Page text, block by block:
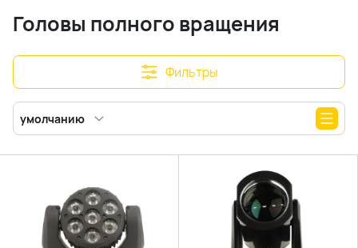
Головы полного вращения
Фильтры
умолчанию